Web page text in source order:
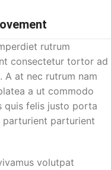
rutrum
consectetur tortor ad
A at nec rutrum nam
a ut commodo
quis felis justo porta
parturient parturient
volutpat